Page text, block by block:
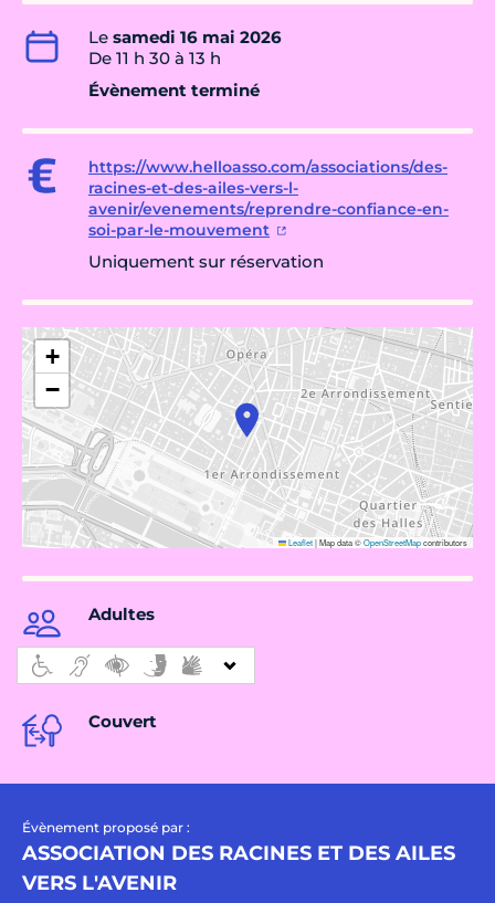
Le samedi 16 mai 2026
De 11 h 30 à 13 h
Évènement terminé
https://www.helloasso.com/associations/des-
racines-et-des-ailes-vers-l-
avenir/evenements/reprendre-confiance-en-
soi-par-le-mouvement
Uniquement sur réservation
+
−
Leaflet|Map data ©OpenStreetMapcontributors
Adultes
Couvert
Évènement proposé par :
ASSOCIATION DES RACINES ET DES AILES
VERS L'AVENIR